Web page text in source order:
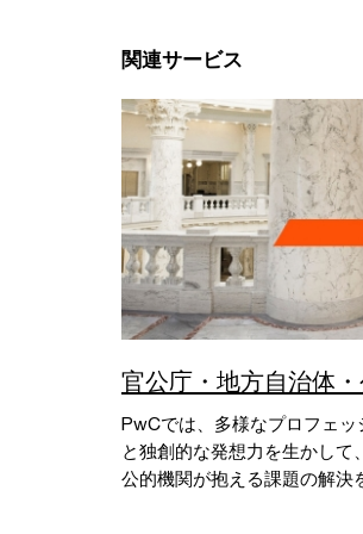
関連サービス
官公庁・地方自治体
PwCでは、多様なプロフェ
と独創的な発想力を生かして
公的機関が抱える課題の解決